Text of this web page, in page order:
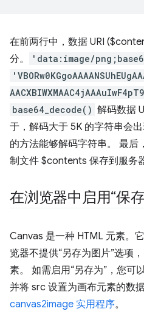
在前两行中，数据 URI
分。
'data:image/
base64_decode() 解码数据
于，解码大于 5K 的字符串会
的方法能够解码字符串。 最后
制文件 $contents 保存到服务
在浏览器中启用“保
Canvas 是一种 HTML 元素。
览器不提供“另存为图片”选项
素。 如需启用“另存为”，您可
并将 src 设置为画布元素的数
canvas2image 实用程序。